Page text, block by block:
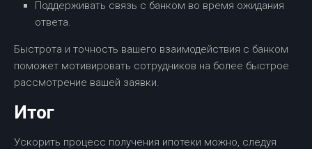
Поддерживать связь с банком во время ожидания
ответа.
Быстрота и точность вашего взаимодействия с банком
поможет мотивировать сотрудников на более быстрое
рассмотрение вашей заявки.
Итог
Ускорить процесс получения ипотеки можно, следуя